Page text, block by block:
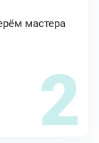
мастера
2